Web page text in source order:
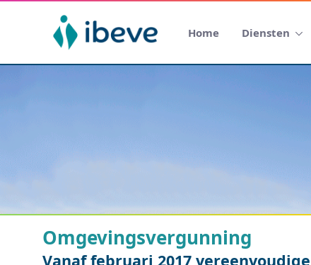
Home Diensten
Omgevingsvergunning
Vanaf februari 2017